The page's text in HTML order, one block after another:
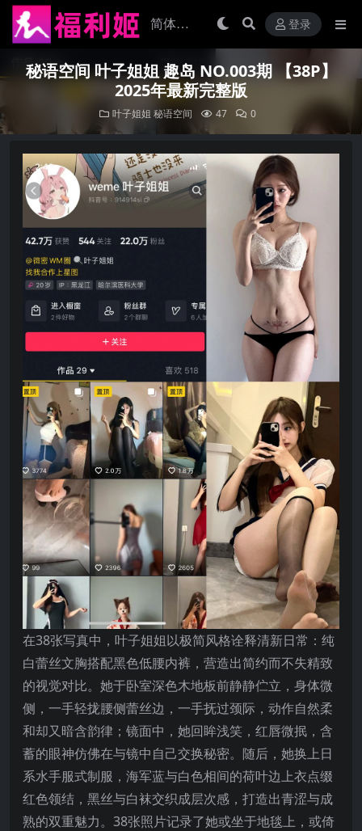
登录
秘语空间 叶子姐姐 趣岛 NO.003期 【38P】
2025年最新完整版
叶子姐姐 秘语空间 47 0
在38张写真中，叶子姐姐以极简风格诠释清新日常：纯
白蕾丝文胸搭配黑色低腰内裤，营造出简约而不失精致
的视觉对比。她于卧室深色木地板前静静伫立，身体微
侧，一手轻拢腰侧蕾丝边，一手抚过颈际，动作自然柔
和却又暗含韵律；镜面中，她回眸浅笑，红唇微抿，含
蓄的眼神仿佛在与镜中自己交换秘密。随后，她换上日
系水手服式制服，海军蓝与白色相间的荷叶边上衣点缀
红色领结，黑丝与白袜交织成层次感，打造出青涩与成
熟的双重魅力。38张照片记录了她或坐于地毯上，或倚